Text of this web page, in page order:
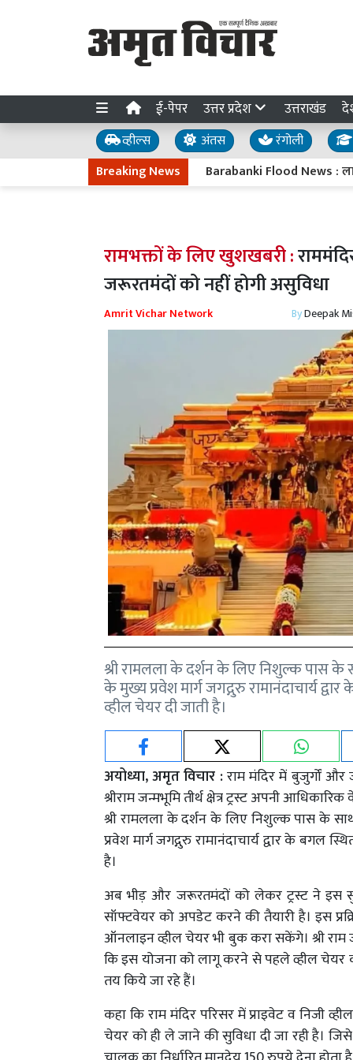
ई-पेपर उत्तर प्रदेश उत्तराखंड
व्हील्स अंतस रंगोली
Breaking NewsBarabanki Flood News : लाल
रामभक्तों के लिए खुशखबरी :
जरूरतमंदों को नहीं होगी असुविधा
Amrit Vichar Network ByDeepak
श्री रामलला के दर्शन के लिए निशुल्क पास के
के मुख्य प्रवेश मार्ग जगद्गुरु रामानंदाचार्य
व्हील चेयर दी जाती है।
अयोध्या, अमृत विचार :राम मंदिर में बुजुर्गों
श्रीराम जन्मभूमि तीर्थ क्षेत्र ट्रस्ट अपनी
श्री रामलला के दर्शन के लिए निशुल्क पास के
प्रवेश मार्ग जगद्गुरु रामानंदाचार्य द्वार के बगल
है।
अब भीड़ और जरूरतमंदों को लेकर ट्रस्ट ने इस
सॉफ्टवेयर को अपडेट करने की तैयारी है। इस
ऑनलाइन व्हील चेयर भी बुक करा सकेंगे। श्री राम
कि इस योजना को लागू करने से पहले व्हील चेयर
तय किये जा रहे हैं।
कहा कि राम मंदिर परिसर में प्राइवेट व निजी
चेयर को ही ले जाने की सुविधा दी जा रही है। जिसे